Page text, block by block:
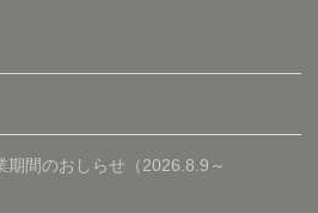
間のおしらせ（2026.8.9～